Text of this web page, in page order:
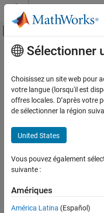
Passer au contenu
Activer/
Accueil de la documentation
Contenu principal
How
Sélectionner
Choisissez un site web pour
votre langue (lorsqu'il est
offres locales. D’après votre
de sélectionner la région
United States
Vous pouvez également
suivante :
Amériques
América Latina (Español)